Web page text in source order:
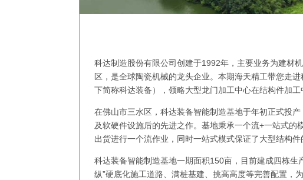
科达制造股份有限公司创建于1992年，主要业务为建材
区，是全球陶瓷机械的龙头企业。本期海天精工带您走
下简称科达装备），领略大型龙门加工中心在结构件加工
在佛山市三水区，科达装备智能制造基地于年初正式投
及软硬件设施后的先进之作。基地秉承一个流+一站式
出货进行一个流作业，同时一站式模式保证了大型结构件
科达装备智能制造基地一期面积150亩，目前建成四栋
纵”硬底化施工道路、满桩基建、挑高高度等完善配置，